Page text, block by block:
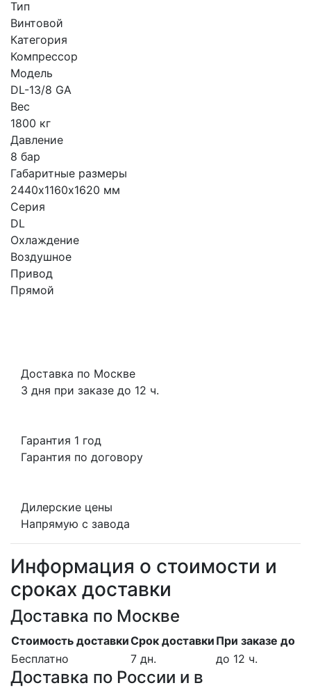
Тип
Винтовой
Категория
Компрессор
Модель
DL-13/8 GA
Вес
1800 кг
Давление
8 бар
Габаритные размеры
2440х1160х1620 мм
Серия
DL
Охлаждение
Воздушное
Привод
Прямой
Доставка по Москве
3 дня при заказе до 12 ч.
Гарантия 1 год
Гарантия по договору
Дилерские цены
Напрямую с завода
Информация о стоимости и
сроках доставки
Доставка по Москве
Стоимость доставкиСрок доставки При заказе до
Бесплатно
7 дн. до 12 ч.
Доставка по России и в